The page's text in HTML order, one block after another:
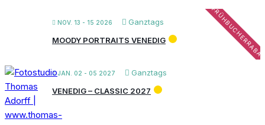
NOV. 13 - 15 2026 Ganztags
MOODY PORTRAITS VENEDIG
JAN. 02 - 05 2027
Ganztags
VENEDIG – CLASSIC 2027